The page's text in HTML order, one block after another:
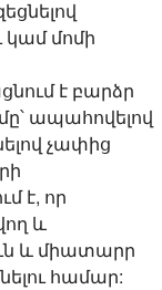
կամ մոմի
է բարձր
ապահովելով
չափից
է, որ
և
և միատարր
համար: